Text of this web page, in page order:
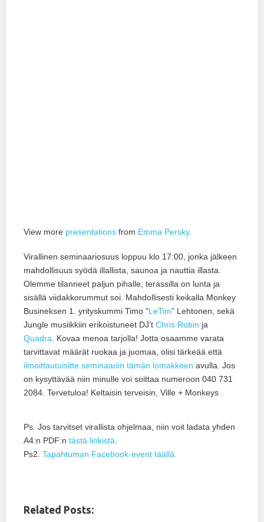
View more presentations from Emma Persky.
Virallinen seminaariosuus loppuu klo 17:00, jonka jälkeen
mahdollisuus syödä illallista, saunoa ja nauttia illasta.
Olemme tilanneet paljun pihalle, terassilla on lunta ja
sisällä viidakkorummut soi. Mahdollisesti keikalla Monkey
Busineksen 1. yrityskummi Timo ”LeTim” Lehtonen, sekä
Jungle musiikkiin erikoistuneet DJ’t Chris Robin ja
Quadra. Kovaa menoa tarjolla! Jotta osaamme varata
tarvittavat määrät ruokaa ja juomaa, olisi tärkeää että
ilmoittautuisitte seminaariin tämän lomakkeen avulla. Jos
on kysyttävää niin minulle voi soittaa numeroon 040 731
2084. Tervetuloa! Keltaisin terveisin, Ville + Monkeys
Ps. Jos tarvitset virallista ohjelmaa, niin voit ladata yhden
A4:n PDF:n tästä linkistä.
Ps2. Tapahtuman Facebook-event täällä.
Related Posts: